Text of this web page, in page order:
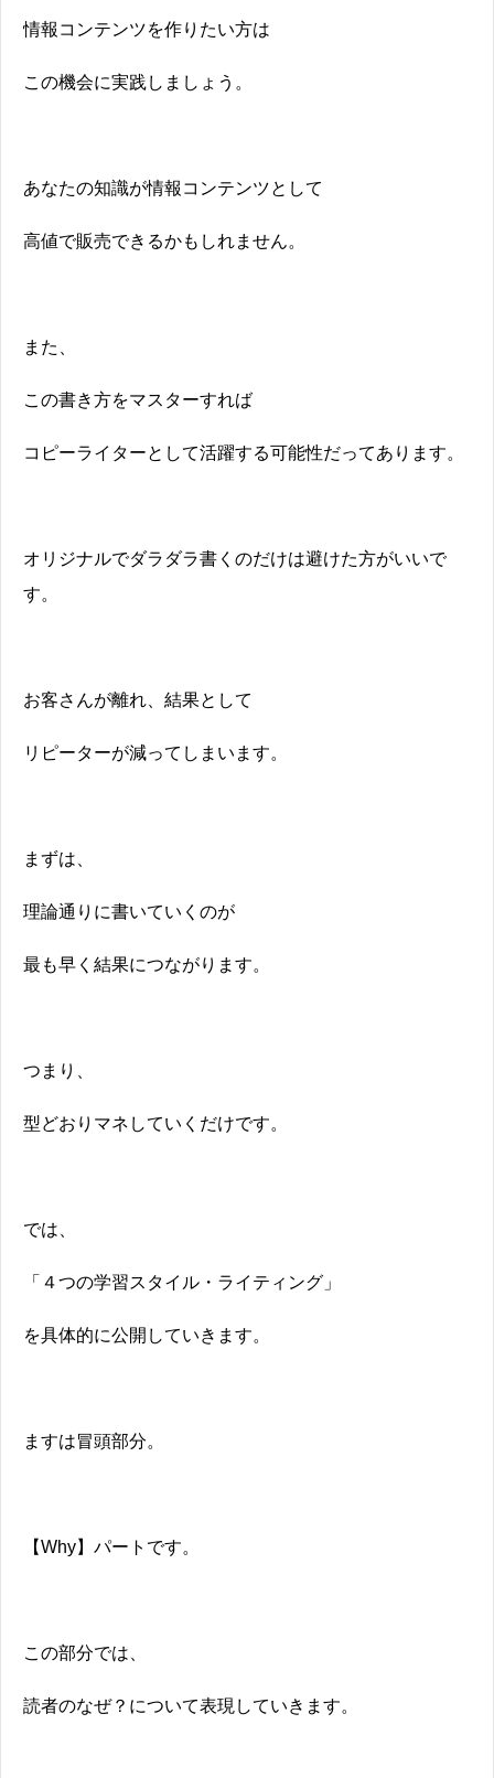
情報コンテンツを作りたい方は
この機会に実践しましょう。
あなたの知識が情報コンテンツとして
高値で販売できるかもしれません。
また、
この書き方をマスターすれば
コピーライターとして活躍する可能性だってあります。
オリジナルでダラダラ書くのだけは避けた方がいいで
す。
お客さんが離れ、結果として
リピーターが減ってしまいます。
まずは、
理論通りに書いていくのが
最も早く結果につながります。
つまり、
型どおりマネしていくだけです。
では、
「４つの学習スタイル・ライティング」
を具体的に公開していきます。
ますは冒頭部分。
【Why】パートです。
この部分では、
読者のなぜ？について表現していきます。